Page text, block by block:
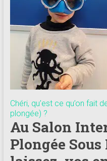
Chéri, qu’est ce qu’on fait
plongée) ?
Au Salon
Plongée